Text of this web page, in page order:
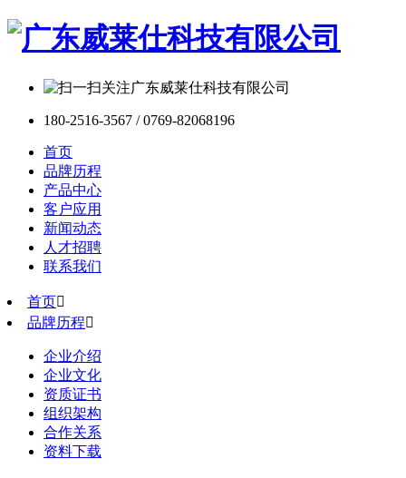
180-2516-3567 / 0769-82068196
首页
品牌历程
产品中心
客户应用
新闻动态
人才招聘
联系我们
首页
品牌历程
企业介绍
企业文化
资质证书
组织架构
合作关系
资料下载